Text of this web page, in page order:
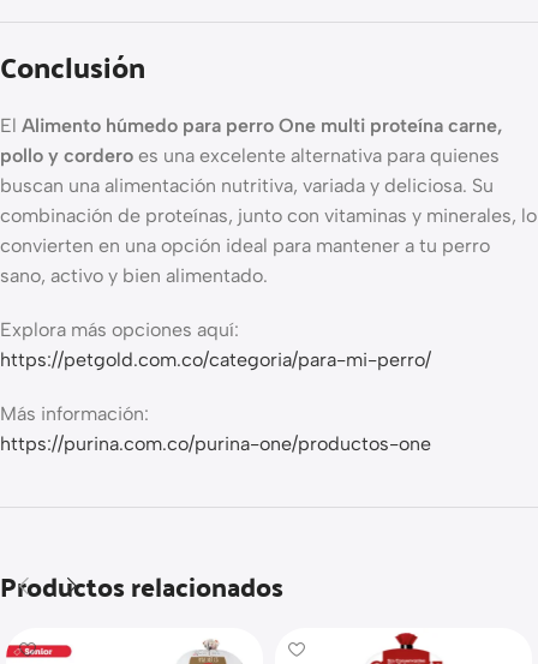
Conclusión
El Alimento húmedo para perro One multi proteína carne,
pollo y cordero es una excelente alternativa para quienes
buscan una alimentación nutritiva, variada y deliciosa. Su
combinación de proteínas, junto con vitaminas y minerales, lo
convierten en una opción ideal para mantener a tu perro
sano, activo y bien alimentado.
Explora más opciones aquí:
https://petgold.com.co/categoria/para-mi-perro/
Más información:
https://purina.com.co/purina-one/productos-one
Productos relacionados